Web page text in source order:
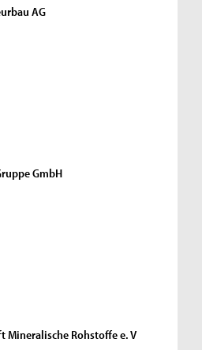
AG
GmbH
Mineralische Rohstoffe e. V